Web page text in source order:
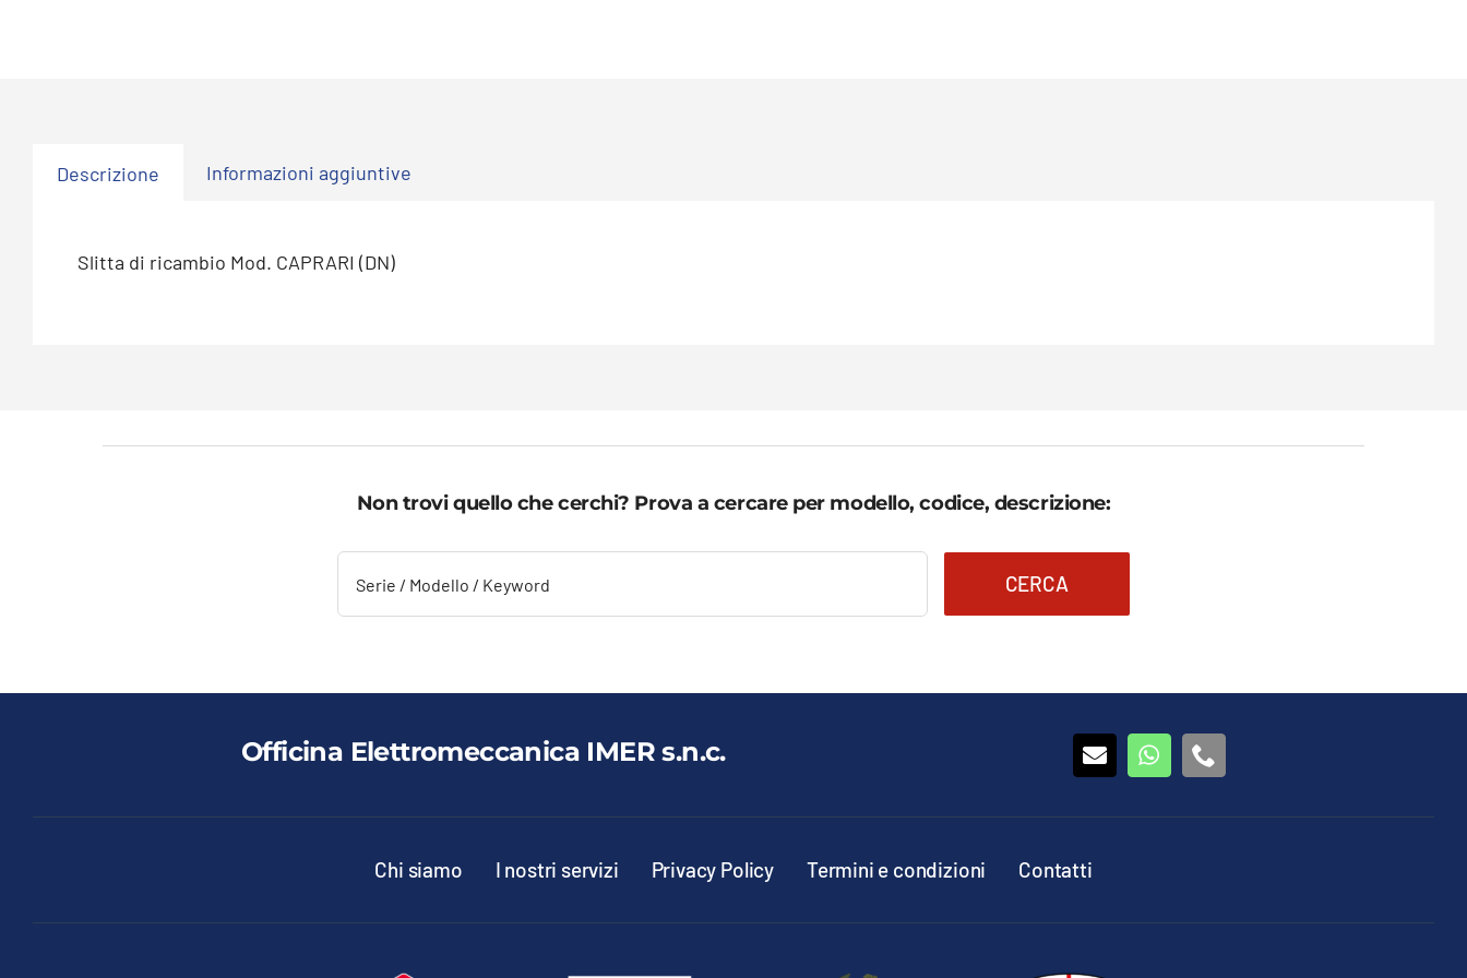
Descrizione Informazioni aggiuntive
Slitta di ricambio Mod. CAPRARI (DN)
Non trovi quello che cerchi? Prova a cercare per modello, codice, descrizione:
CERCA
Officina Elettromeccanica IMER s.n.c.
Chi siamo I nostri servizi Privacy Policy Termini e condizioni Contatti